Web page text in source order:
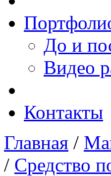
До и
Видео
Контакты
Главная /
/ Средство